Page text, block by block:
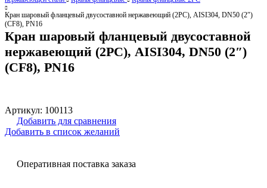
Кран шаровый фланцевый двусоставной нержавеющий (2PC), AISI304, DN50 (2″)
(CF8), PN16
Кран шаровый фланцевый двусоставной
нержавеющий (2PC), AISI304, DN50 (2″)
(CF8), PN16
Артикул: 100113
Добавить для сравнения
Добавить в список желаний
Оперативная поставка заказа